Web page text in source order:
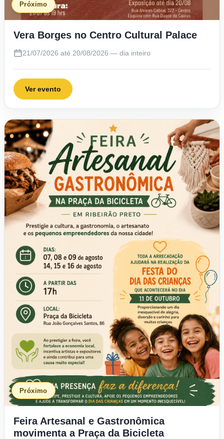
Próximo
Vera Borges no Centro Cultural Palace
21/07/2026 até 20/08/2026 — dia inteiro
Ver evento
Próximo
Feira Artesanal e Gastronômica
movimenta a Praça da Bicicleta